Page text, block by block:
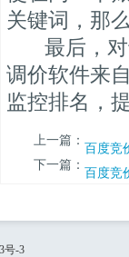
关键词，那
最后，对
调价软件来
监控排名，
上一篇： 百度竞
下一篇： 百度竞
号-3